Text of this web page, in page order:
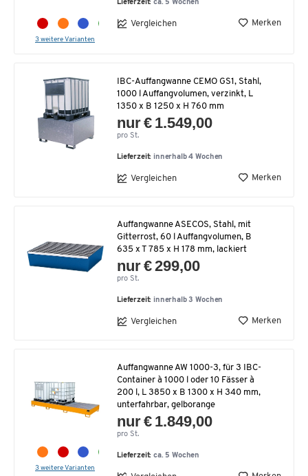
3 weitere Varianten
Lieferzeit:ca. 5 Wochen
Vergleichen Merken
IBC-Auffangwanne CEMO GS1, Stahl,
1000 l Auffangvolumen, verzinkt, L
1350 x B 1250 x H 760 mm
nur € 1.549,00
pro St.
Lieferzeit: innerhalb 4 Wochen
Vergleichen Merken
Auffangwanne ASECOS, Stahl, mit
Gitterrost, 60 l Auffangvolumen, B
635 x T 785 x H 178 mm, lackiert
nur € 299,00
pro St.
Lieferzeit: innerhalb 3 Wochen
Vergleichen Merken
3 weitere Varianten
Auffangwanne AW 1000-3, für 3 IBC-
Container à 1000 l oder 10 Fässer à
200 l, L 3850 x B 1300 x H 340 mm,
unterfahrbar, gelborange
nur € 1.849,00
pro St.
Lieferzeit:ca. 5 Wochen